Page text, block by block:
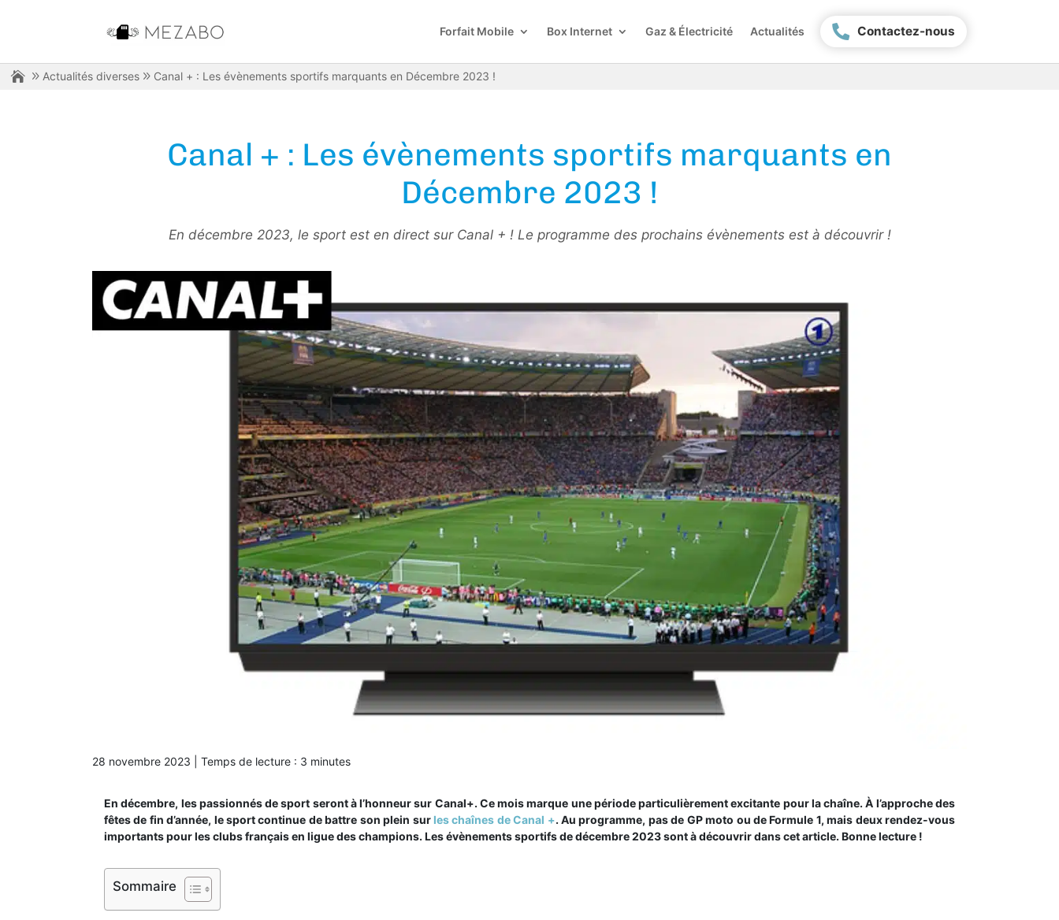
Forfait Mobile Box Internet Gaz & Électricité Actualités Contactez-nous
Actualités diverses Canal + : Les évènements sportifs marquants en Décembre 2023 !
Canal + : Les évènements sportifs marquants en
Décembre 2023 !
En décembre 2023, le sport est en direct sur Canal + ! Le programme des prochains évènements est à découvrir !
28 novembre 2023 Temps de lecture : 3 minutes
En décembre, les passionnés de sport seront à l’honneur sur Canal+. Ce mois marque une période particulièrement excitante pour la chaîne. À l’approche des
fêtes de fin d’année, le sport continue de battre son plein sur les chaînes de Canal +. Au programme, pas de GP moto ou de Formule 1, mais deux rendez-vous
importants pour les clubs français en ligue des champions. Les évènements sportifs de décembre 2023 sont à découvrir dans cet article. Bonne lecture !
Sommaire